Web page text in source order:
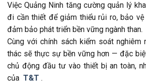
Việc Quảng Ninh tăng cường quản lý
đi cần thiết để giảm thiểu rủi ro, bảo
đảm bảo phát triển bền vững ngành than.
Cùng với chính sách kiểm soát nghiêm
thác sẽ thực sự bền vững hơn — đặc
chủ động đầu tư vào thiết bị an toàn,
của T&T .